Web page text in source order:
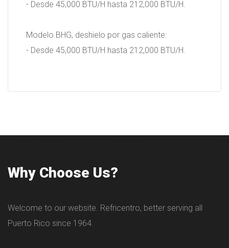
- Desde 45,000 BTU/H hasta 212,000 BTU/H.
Modelo BHG, deshielo por gas caliente:
- Desde 45,000 BTU/H hasta 212,000 BTU/H.
Why Choose Us?
Welcome to our website. Refricentro, better serving all
Puerto Rico since 1964.